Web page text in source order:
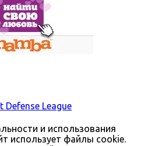
и использования
использует файлы cookie.